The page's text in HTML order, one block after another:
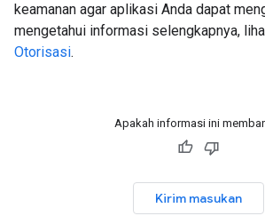
keamanan agar aplikasi Anda dapat
mengetahui informasi selengkapnya,
Otorisasi.
Apakah informasi ini
Kirim masukan